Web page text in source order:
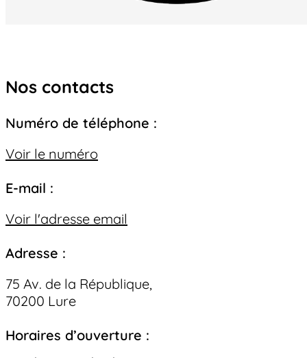
Nos contacts
Numéro de téléphone :
Voir le numéro
E-mail :
Voir l'adresse email
Adresse :
75 Av. de la République,
70200 Lure
Horaires d’ouverture :